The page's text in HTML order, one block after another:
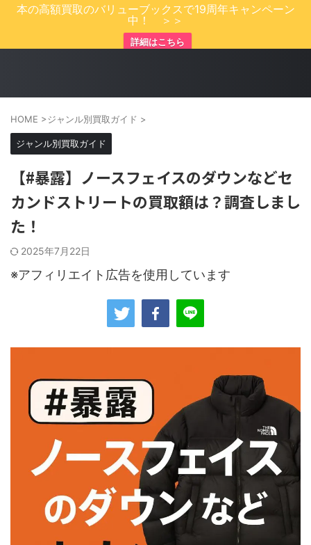
本の高額買取のバリューブックスで19周年キャンペーン
中！ ＞＞
詳細はこちら
HOME >ジャンル別買取ガイド >
ジャンル別買取ガイド
【#暴露】ノースフェイスのダウンなどセ
カンドストリートの買取額は？調査しまし
た！
2025年7月22日
※アフィリエイト広告を使用しています